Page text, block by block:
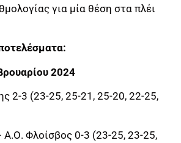
για μία θέση στα πλέι
2024
2-3 (23-25, 25-21, 25-20, 22-25,
Α.Ο. Φλοίσβος 0-3 (23-25, 23-25,